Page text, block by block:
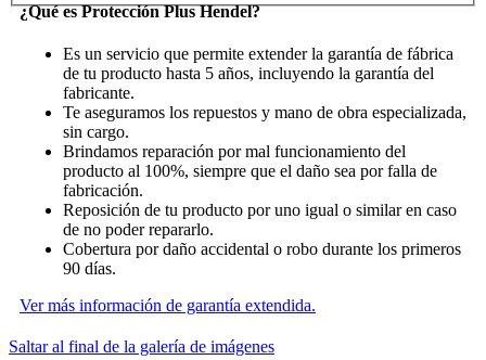
¿Qué es Protección Plus Hendel?
Es un servicio que permite extender la garantía de fábrica
de tu producto hasta 5 años, incluyendo la garantía del
fabricante.
Te aseguramos los repuestos y mano de obra especializada,
sin cargo.
Brindamos reparación por mal funcionamiento del
producto al 100%, siempre que el daño sea por falla de
fabricación.
Reposición de tu producto por uno igual o similar en caso
de no poder repararlo.
Cobertura por daño accidental o robo durante los primeros
90 días.
Ver más información de garantía extendida.
Saltar al final de la galería de imágenes